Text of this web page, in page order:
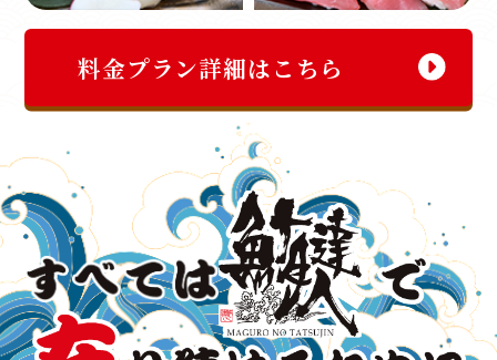
料金プラン詳細はこちら